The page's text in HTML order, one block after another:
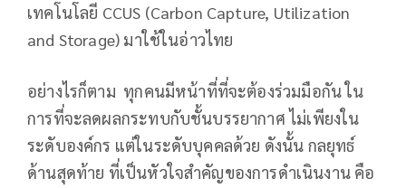
เทคโนโลยี CCUS (Carbon Capture, Utilization
and Storage) มาใช้ในอ่าวไทย
อย่างไรก็ตาม ทุกคนมีหน้าที่ที่จะต้องร่วมมือกัน ใน
การที่จะลดผลกระทบกับชั้นบรรยากาศ ไม่เพียงใน
ระดับองค์กร แต่ในระดับบุคคลด้วย ดังนั้น กลยุทธ์
ด้านสุดท้าย ที่เป็นหัวใจสำคัญของการดำเนินงาน คือ